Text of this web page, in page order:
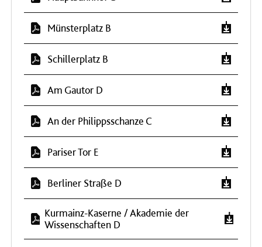
Münsterplatz B
Schillerplatz B
Am Gautor D
An der Philippsschanze C
Pariser Tor E
Berliner Straße D
Kurmainz-Kaserne / Akademie der
Wissenschaften D